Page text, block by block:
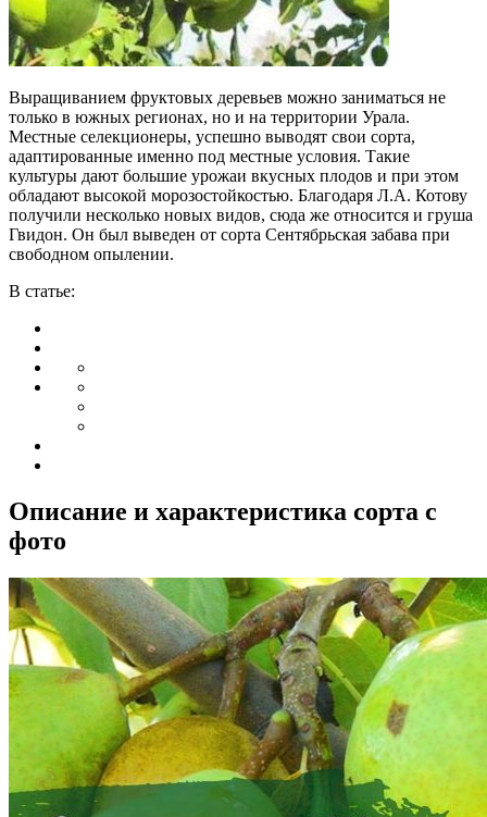
Выращиванием фруктовых деревьев можно заниматься не
только в южных регионах, но и на территории Урала.
Местные селекционеры, успешно выводят свои сорта,
адаптированные именно под местные условия. Такие
культуры дают большие урожаи вкусных плодов и при этом
обладают высокой морозостойкостью. Благодаря Л.А. Котову
получили несколько новых видов, сюда же относится и груша
Гвидон. Он был выведен от сорта Сентябрьская забава при
свободном опылении.
В статье:
Описание и характеристика сорта с
фото